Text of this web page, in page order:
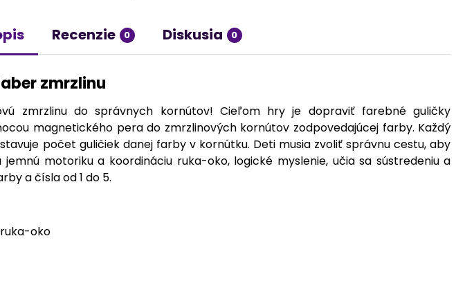
Recenzie 0 Diskusia 0
zmrzlinu
zmrzlinu do správnych kornútov! Cieľom hry je dopraviť farebné guličky
magnetického pera do zmrzlinových kornútov zodpovedajúcej farby. Každý
počet guličiek danej farby v kornútku. Deti musia zvoliť správnu cestu, aby
motoriku a koordináciu ruka-oko, logické myslenie, učia sa sústredeniu a
a čísla od 1 do 5.
oko